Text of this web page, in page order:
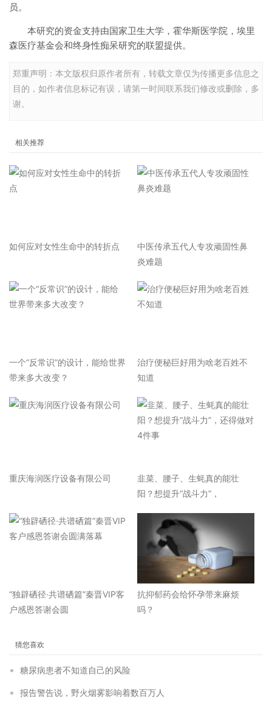
员。
本研究的资金支持由国家卫生大学，霍华斯医学院，埃里
森医疗基金会和终身性痴呆研究的联盟提供。
郑重声明：本文版权归原作者所有，转载文章仅为传播更多信息之
目的，如作者信息标记有误，请第一时间联系我们修改或删除，多
谢。
相关推荐
如何应对女性生命中的转折点
中医传承五代人专攻顽固性鼻
炎难题
一个“反常识”的设计，能给世界
带来多大改变？
治疗便秘巨好用为啥老百姓不
知道
重庆海润医疗设备有限公司
韭菜、腰子、生蚝真的能壮
阳？想提升“战斗力”，
“独辟硒径·共谱硒篇”秦晋VIP客
户感恩答谢会圆
抗抑郁药会给怀孕带来麻烦
吗？
猜您喜欢
糖尿病患者不知道自己的风险
报告警告说，野火烟雾影响着数百万人